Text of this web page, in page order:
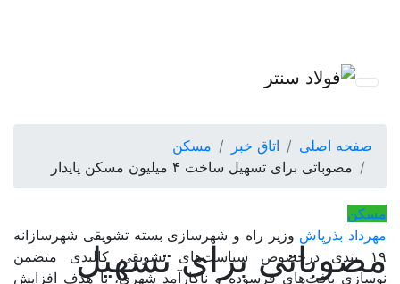
صفحه اصلی اتاق خبر
مسکن
مصوباتی برای تسهیل ساخت ۴ میلیون مسکن پایدار
مسکن
مصوباتی برای تسهیل
مهرداد بذرپاش وزیر راه و شهرسازی بسته تشویقی شهرسازانه
۱۹ بندی درخصوص سیاست‌های تشویقی کالبدی متضمن
نوسازی بافت‌های فرسوده و ناکارآمد شهری، با هدف افزایش